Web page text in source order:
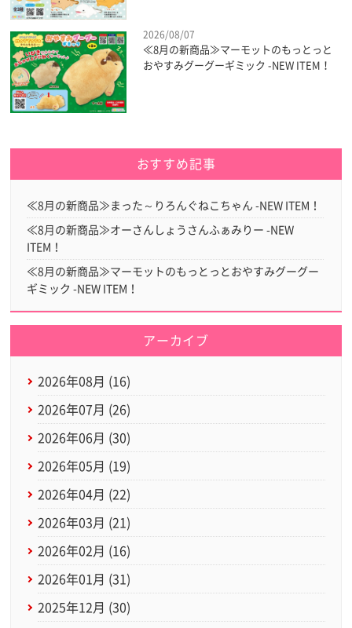
2026/08/07
≪8月の新商品≫マーモットのもっとっと
おやすみグーグーギミック -NEW ITEM！
おすすめ記事
≪8月の新商品≫まった～りろんぐねこちゃん -NEW ITEM！
≪8月の新商品≫オーさんしょうさんふぁみりー -NEW
ITEM！
≪8月の新商品≫マーモットのもっとっとおやすみグーグー
ギミック -NEW ITEM！
アーカイブ
2026年08月 (16)
2026年07月 (26)
2026年06月 (30)
2026年05月 (19)
2026年04月 (22)
2026年03月 (21)
2026年02月 (16)
2026年01月 (31)
2025年12月 (30)